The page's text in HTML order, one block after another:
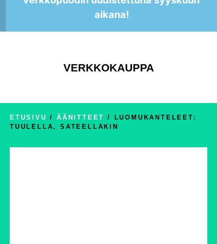
aikana!
VERKKOKAUPPA
ETUSIVU /ÄÄNITTEET
/ LUOMUKANTELEET:
TUULELLA, SATEELLAKIN